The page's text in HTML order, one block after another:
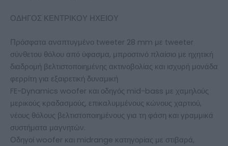
ΟΔΗΓΟΣ ΚΕΝΤΡΙΚΟΥ ΗΧΕΙΟΥ
Πρόσφατα αναπτυγμένο tweeter 28 mm με tweeter
σύνθετου θόλου από ύφασμα, μπροστινό πλαίσιο με ηχητική
διαδρομή βελτιστοποιημένης ακτινοβολίας και ισχυρή μονάδα
φερρίτη για εξαιρετική δυναμική
FE-Dynamics woofer και οδηγός mid-bass με χαμηλούς
μερικούς κραδασμούς, επικαλυμμένους κώνους χαρτιού,
νέους θόλους βελτιστοποιημένους για τη φάση και γραμμικά
συστήματα μαγνητών.
Οδηγοί woofer και midrange κατηγορίας με στιβαρά,